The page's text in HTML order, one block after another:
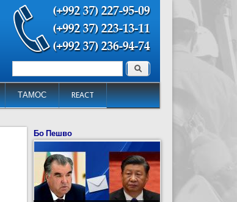
ТАМОС REACT
Форма поиска Поиск
Бо Пешво